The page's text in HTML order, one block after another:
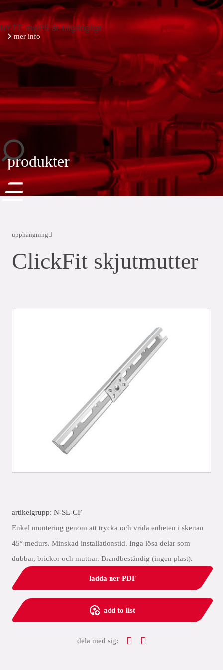
NYTT: myIPS är tillgängligt
mer info
stäng
produkter
upphängning
ClickFit skjutmutter
artikelgrupp: N-SL-CF
Enkel montering genom att trycka och vrida enheten i skenan
45° medurs. Minskad installationstid. Inga lösa delar som
dubbar, brickor och muttrar. Brandbeständig (ingen plast).
ladda ner PDF
add to list
dela med sig: